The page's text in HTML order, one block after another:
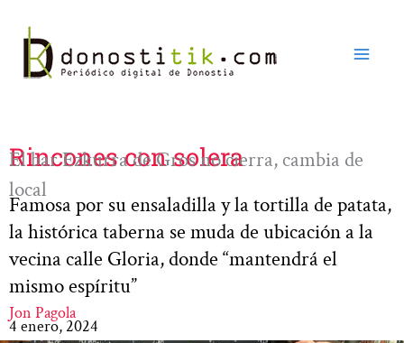
contenido
Rincones con solera
El bar Ezkurra de Gros no cierra, cambia de
local
Famosa por su ensaladilla y la tortilla de patata,
la histórica taberna se muda de ubicación a la
vecina calle Gloria, donde “mantendrá el
mismo espíritu”
Jon Pagola
4 enero, 2024